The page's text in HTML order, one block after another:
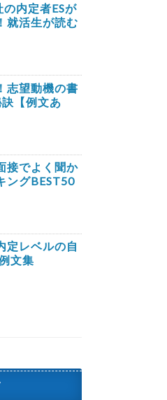
内定者ESが
就活生が読む
志望動機の書
【例文あ
接でよく聞か
ングBEST50
定レベルの自
文集